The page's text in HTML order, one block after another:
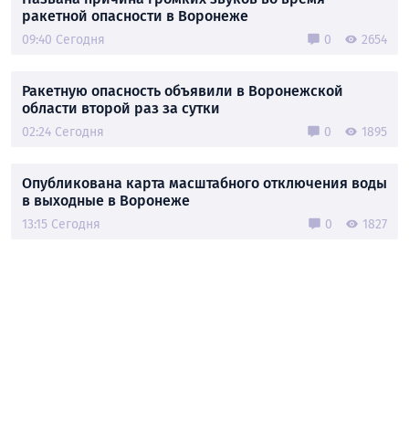
ракетной опасности в Воронеже
09:40 Сегодня 0 2654
Ракетную опасность объявили в Воронежской
области второй раз за сутки
02:24 Сегодня 0 1895
Опубликована карта масштабного отключения воды
в выходные в Воронеже
13:15 Сегодня 0 1827